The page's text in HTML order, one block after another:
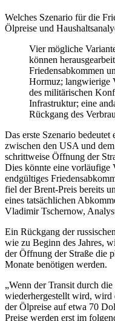
Welches Szenario für die
Ölpreise und
Vier mögliche
können
Friedensabkommen
Hormuz; langwierige
des militärischen
Infrastruktur; eine
Rückgang des
Das erste Szenario
zwischen den USA und
schrittweise Öffnung der
Dies könnte eine vorläufige
endgültiges
fiel der Brent-Preis bereits
eines tatsächlichen
Vladimir Tschernow,
Ein Rückgang der
wie zu Beginn des Jahres,
der Öffnung der Straße die
Monate benötigen werden.
„Wenn der Transit durch
wiederhergestellt wird, wird
der Ölpreise auf etwa 70
Preise werden erst im